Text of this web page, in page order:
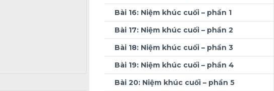
Bài 16: Niệm khúc cuối – phần 1
Bài 17: Niệm khúc cuối – phần 2
Bài 18: Niệm khúc cuối – phần 3
Bài 19: Niệm khúc cuối – phần 4
Bài 20: Niệm khúc cuối – phần 5